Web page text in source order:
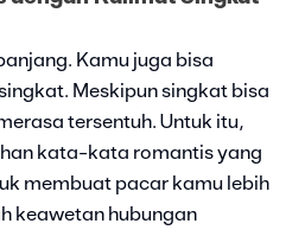
Kamu juga bisa
Meskipun singkat bisa
tersentuh. Untuk itu,
kata-kata romantis yang
membuat pacar kamu lebih
keawetan hubungan